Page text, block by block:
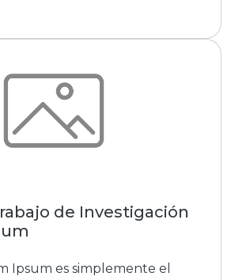
de Investigación
Ipsum es simplemente el